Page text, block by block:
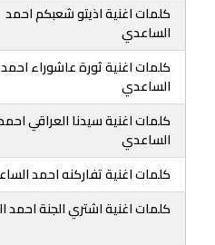
كلمات اغنية اذيتو شعبكم احمد
الساعدي
كلمات اغنية ثورة عاشوراء احمد
الساعدي
كلمات اغنية سيدنا العراقي
الساعدي
كلمات اغنية تفاركنه احمد
كلمات اغنية اشتري الجنة